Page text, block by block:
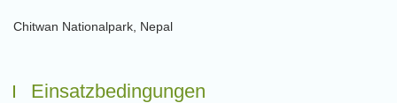
Chitwan Nationalpark, Nepal
Einsatzbedingungen